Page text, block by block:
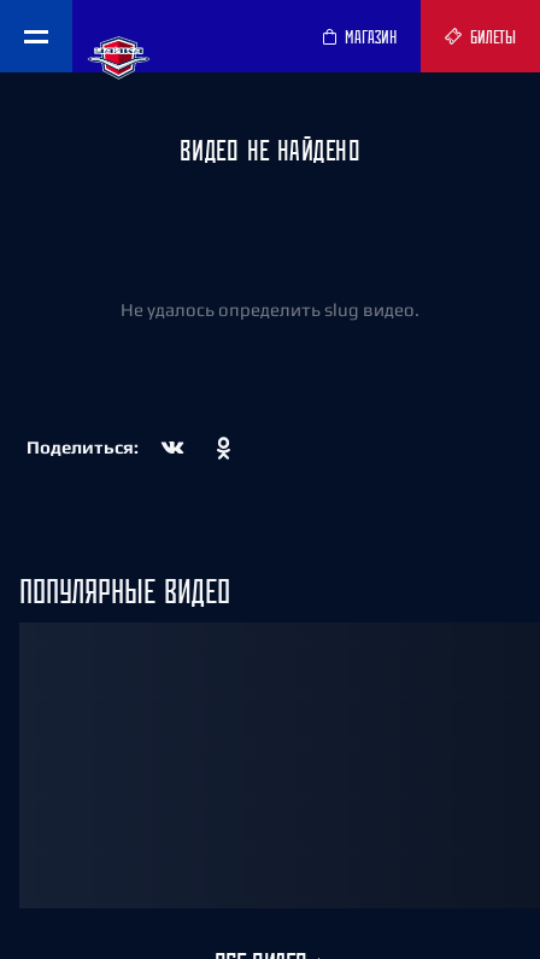
МАГАЗИН БИЛЕТЫ
ВИДЕО НЕ НАЙДЕНО
Не удалось определить slug видео.
Поделиться:
ПОПУЛЯРНЫЕ ВИДЕО